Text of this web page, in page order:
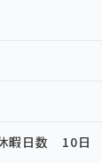
暇日数 10日